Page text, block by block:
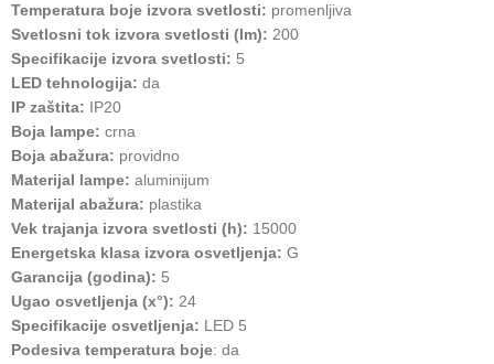
Temperatura boje izvora svetlosti: promenljiva
Svetlosni tok izvora svetlosti (lm): 200
Specifikacije izvora svetlosti: 5
LED tehnologija: da
IP zaštita: IP20
Boja lampe: crna
Boja abažura: providno
Materijal lampe: aluminijum
Materijal abažura: plastika
Vek trajanja izvora svetlosti (h): 15000
Energetska klasa izvora osvetljenja: G
Garancija (godina): 5
Ugao osvetljenja (x°): 24
Specifikacije osvetljenja: LED 5
Podesiva temperatura boje: da